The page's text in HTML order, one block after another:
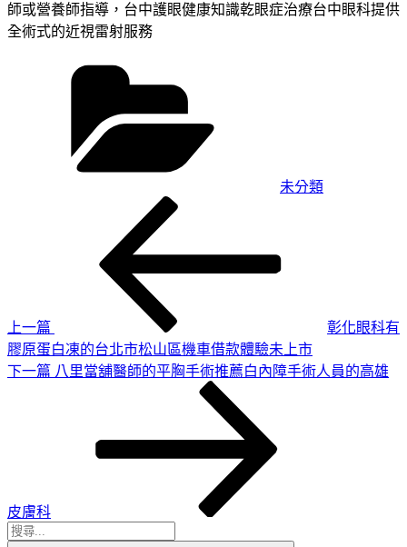
師或營養師指導，台中護眼健康知識乾眼症治療台中眼科提供
全術式的近視雷射服務
未分類
上一篇
彰化眼科有
膠原蛋白凍的台北市松山區機車借款體驗未上市
下
下一篇 八里當舖醫師的平胸手術推薦白內障手術人員的高雄
皮膚科
搜